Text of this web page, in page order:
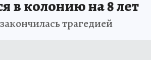
в колонию на 8 лет
трагедией